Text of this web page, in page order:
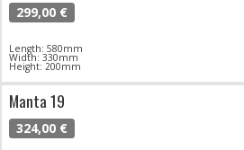
299,00 €
Length: 580mm
Width: 330mm
Height: 200mm
Manta 19
324,00 €